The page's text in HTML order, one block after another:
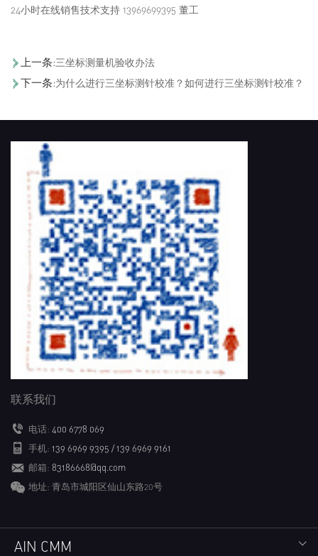
24小时在线销售技术支持 13969699395 董工
上一条:三坐标测量机验收办法
下一条:为什么进行三坐标测针校准？如何进行三坐标测针校准？
联系我们
电话: 400 6778 069
手机: 139 6969 9395 / 139 6969 9161
邮箱: 83186668@qq.com
地址: 青岛市城阳区仙山东路20号
AIN CMM